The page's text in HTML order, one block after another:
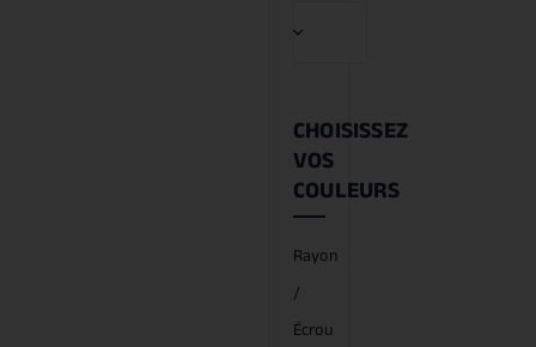
CHOISISSEZ
VOS
COULEURS
Rayon
/
Écrou